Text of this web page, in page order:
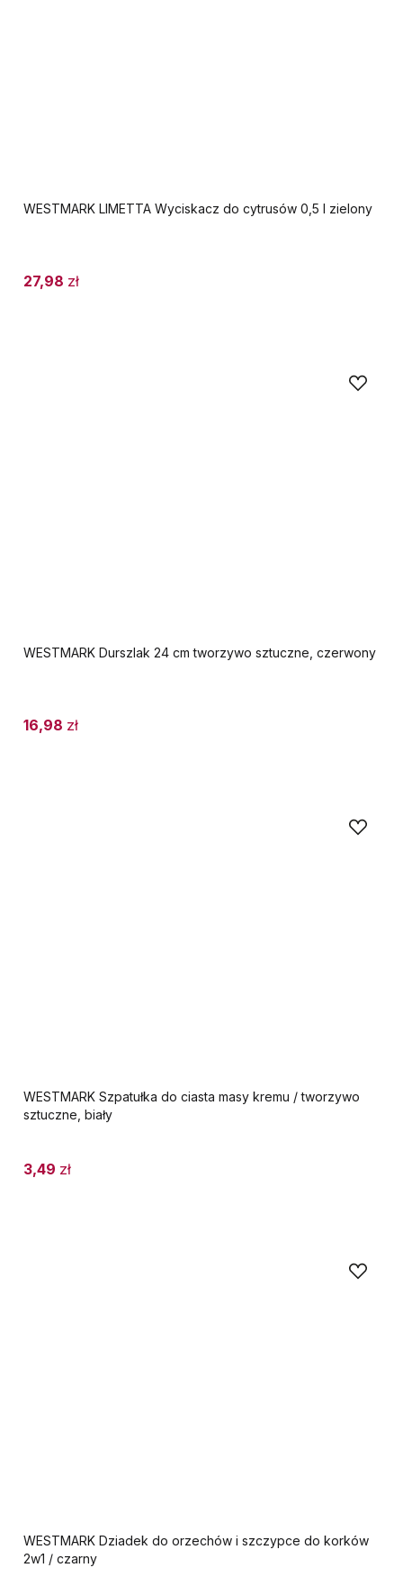
WESTMARK LIMETTA Wyciskacz do cytrusów 0,5 l zielony
27,98 zł
WESTMARK Durszlak 24 cm tworzywo sztuczne, czerwony
16,98 zł
WESTMARK Szpatułka do ciasta masy kremu / tworzywo
sztuczne, biały
3,49 zł
WESTMARK Dziadek do orzechów i szczypce do korków
2w1 / czarny